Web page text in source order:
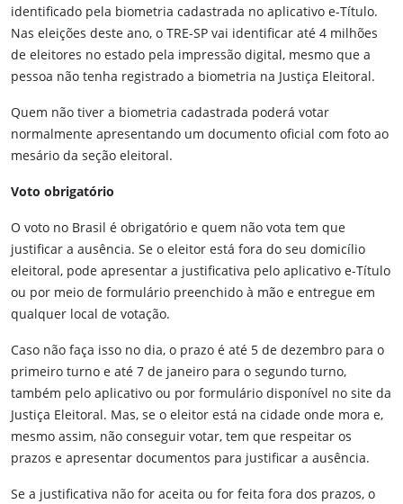
identificado pela biometria cadastrada no aplicativo e-Título.
Nas eleições deste ano, o TRE-SP vai identificar até 4 milhões
de eleitores no estado pela impressão digital, mesmo que a
pessoa não tenha registrado a biometria na Justiça Eleitoral.
Quem não tiver a biometria cadastrada poderá votar
normalmente apresentando um documento oficial com foto ao
mesário da seção eleitoral.
Voto obrigatório
O voto no Brasil é obrigatório e quem não vota tem que
justificar a ausência. Se o eleitor está fora do seu domicílio
eleitoral, pode apresentar a justificativa pelo aplicativo e-Título
ou por meio de formulário preenchido à mão e entregue em
qualquer local de votação.
Caso não faça isso no dia, o prazo é até 5 de dezembro para o
primeiro turno e até 7 de janeiro para o segundo turno,
também pelo aplicativo ou por formulário disponível no site da
Justiça Eleitoral. Mas, se o eleitor está na cidade onde mora e,
mesmo assim, não conseguir votar, tem que respeitar os
prazos e apresentar documentos para justificar a ausência.
Se a justificativa não for aceita ou for feita fora dos prazos, o